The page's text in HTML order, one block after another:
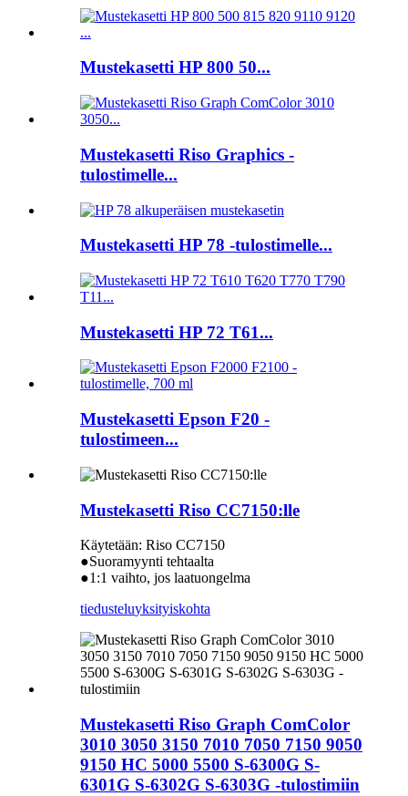
Mustekasetti HP 800 50...
Mustekasetti Riso Graphics -
tulostimelle...
Mustekasetti HP 78 -tulostimelle...
Mustekasetti HP 72 T61...
Mustekasetti Epson F20 -
tulostimeen...
Mustekasetti Riso CC7150:lle
Käytetään: Riso CC7150
●Suoramyynti tehtaalta
●1:1 vaihto, jos laatuongelma
tiedusteluyksityiskohta
Mustekasetti Riso Graph ComColor
3010 3050 3150 7010 7050 7150 9050
9150 HC 5000 5500 S-6300G S-
6301G S-6302G S-6303G -tulostimiin